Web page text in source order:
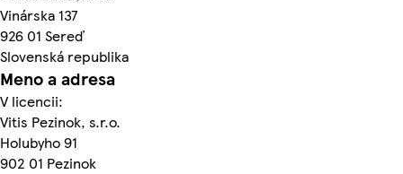
Vinárska 137
926 01 Sereď
Slovenská republika
Meno a adresa
V licencii:
Vitis Pezinok, s.r.o.
Holubyho 91
902 01 Pezinok